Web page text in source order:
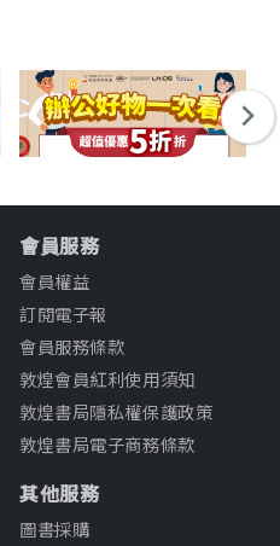
會員服務
會員權益
訂閱電子報
會員服務條款
敦煌會員紅利使用須知
敦煌書局隱私權保護政策
敦煌書局電子商務條款
其他服務
圖書採購